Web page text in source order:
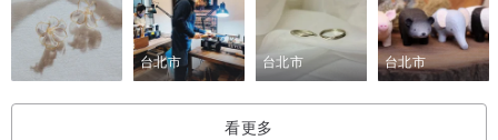
台北市 台北市 台北市
看更多